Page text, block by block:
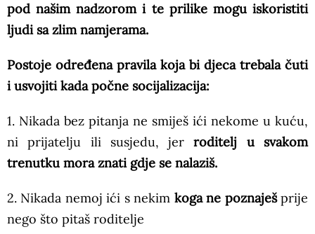
pod našim nadzorom i te prilike mogu iskoristiti
ljudi sa zlim namjerama.
Postoje određena pravila koja bi djeca trebala čuti
i usvojiti kada počne socijalizacija:
1. Nikada bez pitanja ne smiješ ići nekome u kuću,
ni prijatelju ili susjedu, jerroditelj u svakom
trenutku mora znati gdje se nalaziš.
2. Nikada nemoj ići s nekim koga ne poznaješprije
nego što pitaš roditelje